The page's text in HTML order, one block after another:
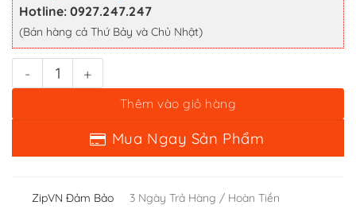
Hotline: 0927.247.247
(Bán hàng cả Thứ Bảy và Chủ Nhật)
ZipVN Đảm Bảo 3 Ngày Trả Hàng / Hoàn Tiền